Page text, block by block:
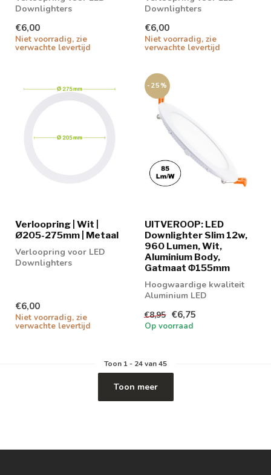
Downlighters
€6,00
Niet voorradig, zie
verwachte levertijd
Downlighters
€6,00
Niet voorradig, zie
verwachte levertijd
Verloopring | Wit |
Ø205-275mm | Metaal
Verloopring voor LED
Downlighters
€6,00
Niet voorradig, zie
verwachte levertijd
-25%
UITVEROOP: LED
Downlighter Slim 12w,
960 Lumen, Wit,
Aluminium Body,
Gatmaat Φ155mm
Hoogwaardige kwaliteit
Aluminium LED
lichtkleuren
€8,95 €6,75
Op voorraad
Toon 1- 24van 45
Toon meer